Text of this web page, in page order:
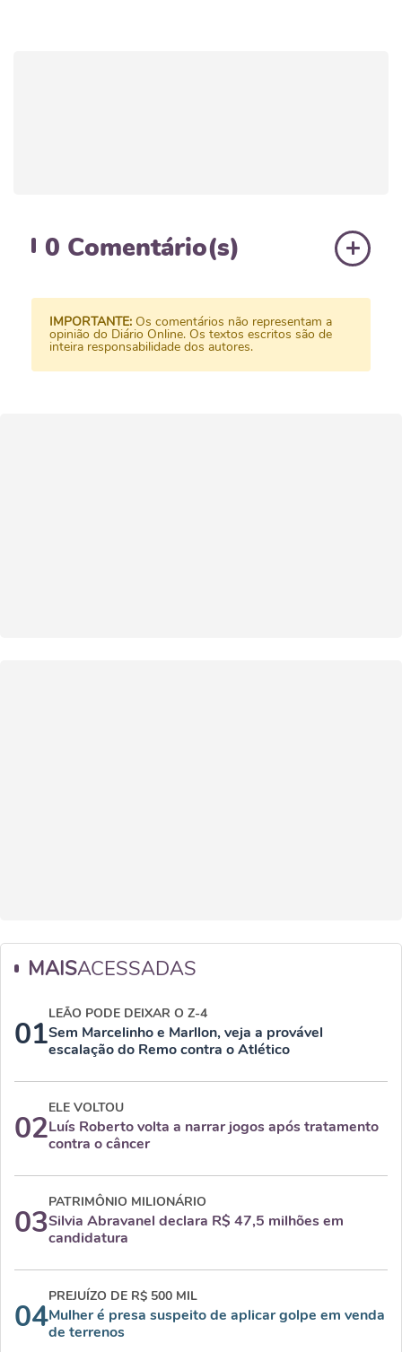
0 Comentário(s)
IMPORTANTE: Os comentários não representam a
opinião do Diário Online. Os textos escritos são de
inteira responsabilidade dos autores.
MAISACESSADAS
01
LEÃO PODE DEIXAR O Z-4
Sem Marcelinho e Marllon, veja a provável
escalação do Remo contra o Atlético
02
ELE VOLTOU
Luís Roberto volta a narrar jogos após tratamento
contra o câncer
03
PATRIMÔNIO MILIONÁRIO
Silvia Abravanel declara R$ 47,5 milhões em
candidatura
04
PREJUÍZO DE R$ 500 MIL
Mulher é presa suspeito de aplicar golpe em venda
de terrenos